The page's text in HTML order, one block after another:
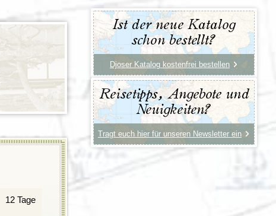
Ist der neue Katalog
schon bestellt?
Djoser Katalog kostenfrei bestellen
Reisetipps, Angebote und
Neuigkeiten?
Tragt euch hier für unseren Newsletter ein
12 Tage